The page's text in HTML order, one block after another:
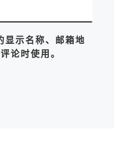
显示名称、邮箱地
论时使用。